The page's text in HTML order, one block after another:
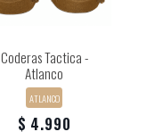
Coderas Tactica -
Atlanco
ATLANCO
$ 4.990